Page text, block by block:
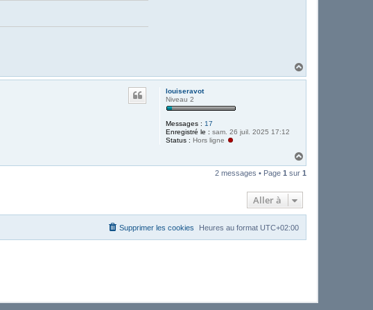
a
louiseravot
Niveau 2
Messages : 17
Enregistré le : sam. 26 juil. 2025 17:12
Status : Hors ligne
a
u
2 messages • Page 1 sur 1
Aller à
Heures au format UTC+02:00
Supprimer les cookies